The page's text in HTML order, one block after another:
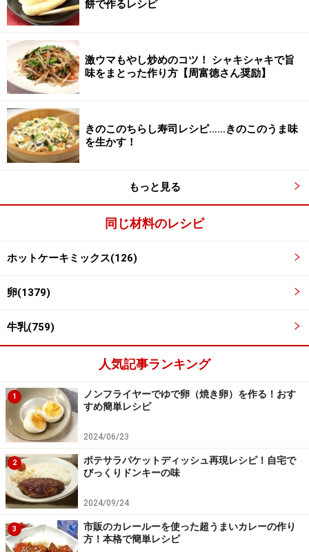
フライパンにバターを入れて弱火にかけ、バターが溶け
たら火を止め、フライパンを回して全体にバターを伸ば
し、グラニュー糖をふり入れる。
餅で作るレシピ
激ウマもやし炒めのコツ！ シャキシャキで旨
味をまとった作り方【周富徳さん奨励】
きのこのちらし寿司レシピ……きのこのうま味
を生かす！
もっと見る
同じ材料のレシピ
ホットケーキミックス(126)
卵(1379)
牛乳(759)
人気記事ランキング
1
ノンフライヤーでゆで卵（焼き卵）を作る！おす
すめ簡単レシピ
2024/06/23
2
ポテサラパケットディッシュ再現レシピ！自宅で
びっくりドンキーの味
2024/09/24
3
市販のカレールーを使った超うまいカレーの作り
方！本格で簡単レシピ